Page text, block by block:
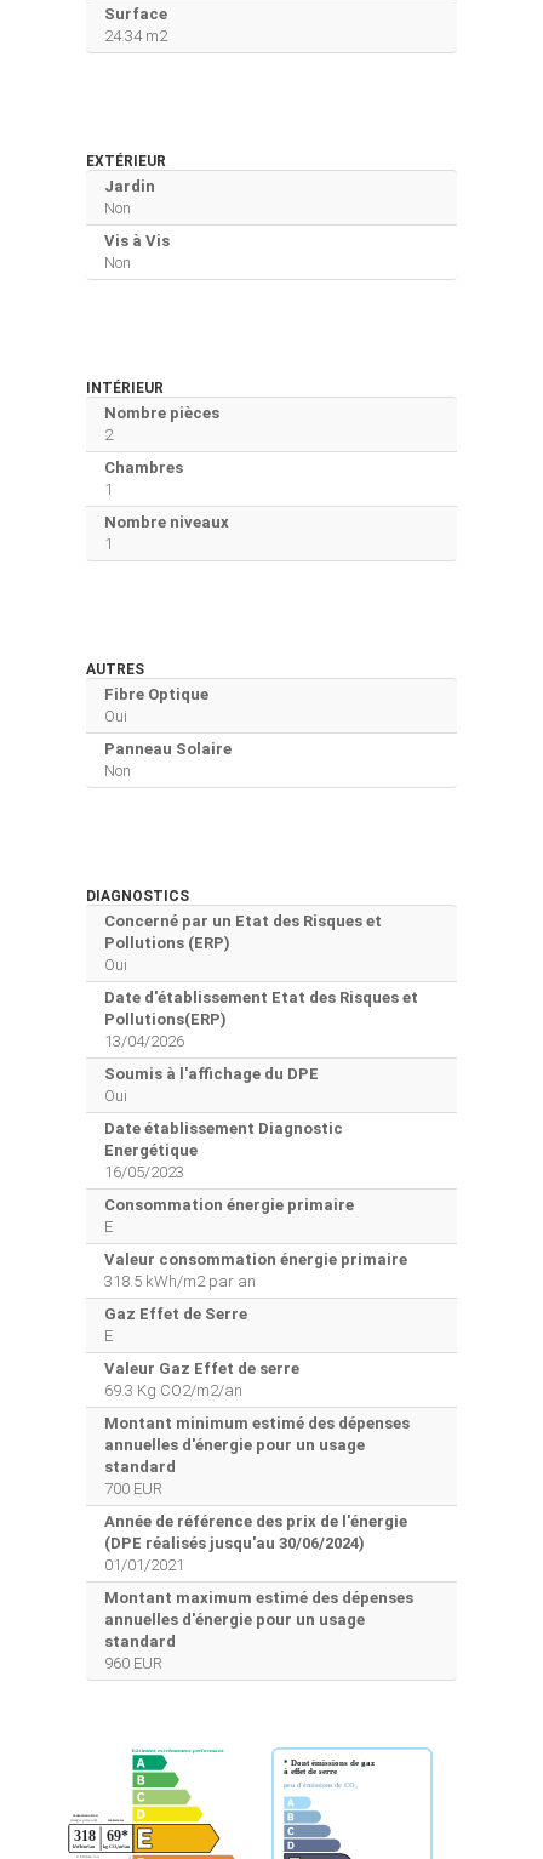
Surface
24.34 m2
EXTÉRIEUR
Jardin
Non
Vis à Vis
Non
INTÉRIEUR
Nombre pièces
2
Chambres
1
Nombre niveaux
1
AUTRES
Fibre Optique
Oui
Panneau Solaire
Non
DIAGNOSTICS
Concerné par un Etat des Risques et
Pollutions (ERP)
Oui
Date d'établissement Etat des Risques et
Pollutions(ERP)
13/04/2026
Soumis à l'affichage du DPE
Oui
Date établissement Diagnostic
Energétique
16/05/2023
Consommation énergie primaire
E
Valeur consommation énergie primaire
318.5 kWh/m2 par an
Gaz Effet de Serre
E
Valeur Gaz Effet de serre
69.3 Kg CO2/m2/an
Montant minimum estimé des dépenses
annuelles d'énergie pour un usage
standard
700 EUR
Année de référence des prix de l'énergie
(DPE réalisés jusqu'au 30/06/2024)
01/01/2021
Montant maximum estimé des dépenses
annuelles d'énergie pour un usage
standard
960 EUR